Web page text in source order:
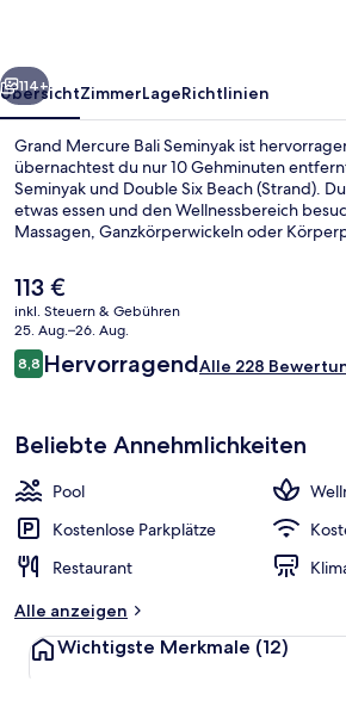
Weiter
114+
ÜbersichtZimmerLageRichtlinien
Grand Mercure Bali Seminyak ist
übernachtest du nur 10 Gehminuten
Seminyak und Double Six Beach (Strand).
etwas essen und den Wellnessbereich
Massagen, Ganzkörperwickeln oder
Außenpools, eine Loungebar und einen
Reisende lieben das hilfsbereite Personal
Allgemeinzustand.
Der
aktuelle
Preis
beträgt
113 €.
113 €
inkl. Steuern & Gebühren
25. Aug.–26. Aug.
Bewertungen
8,88,8 von 10.
HervorragendAlle 228
Beliebte Annehmlichkeiten
Pool
Kostenlose Parkplätze
Restaurant
Alle anzeigen
Wichtigste Merkmale (12)